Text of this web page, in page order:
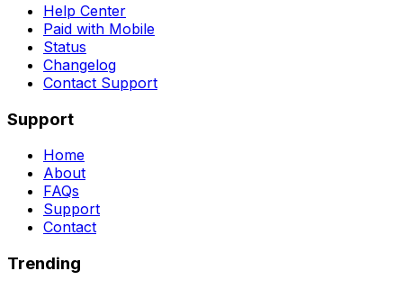
Help Center
Paid with Mobile
Status
Changelog
Contact Support
Support
Home
About
FAQs
Support
Contact
Trending